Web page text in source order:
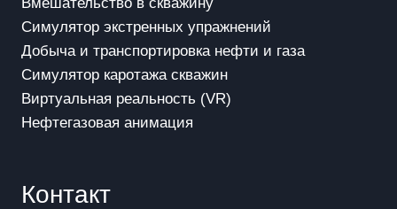
Симулятор экстренных упражнений
Добыча и транспортировка нефти и газа
Симулятор каротажа скважин
Виртуальная реальность (VR)
Нефтегазовая анимация
Контакт